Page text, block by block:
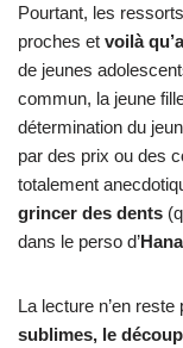
Pourtant, les
proches et voilà
de jeunes
commun, la jeune
détermination du
par des prix ou des
totalement
grincer des dents
dans le perso d’
La lecture n’en
sublimes, le